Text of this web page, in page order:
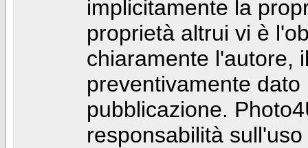
implicitamente la
proprietà altrui vi è
chiaramente l'autore,
preventivamente
pubblicazione.
responsabilità